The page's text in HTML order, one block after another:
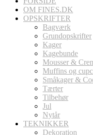
OM FINES.DK
OPSKRIFTER
Bagværk
Grundopskrifter
Kager
Kagebunde
Mousser &
Muffins og
Småkager &
Tærter
Tilbehør
Jul
Nytår
TEKNIKKER
Dekoration